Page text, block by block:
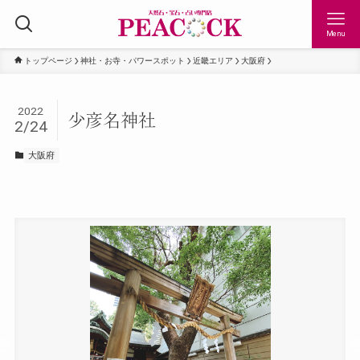
Menu
トップページ 神社・お寺・パワースポット 近畿エリア 大阪府
少彦名神社
2022
2/24
大阪府